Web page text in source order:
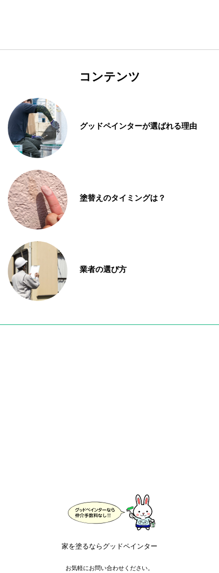
コンテンツ
グッドペインターが選ばれる理由
塗替えのタイミングは？
業者の選び方
家を塗るならグッドペインター
お気軽にお問い合わせください。